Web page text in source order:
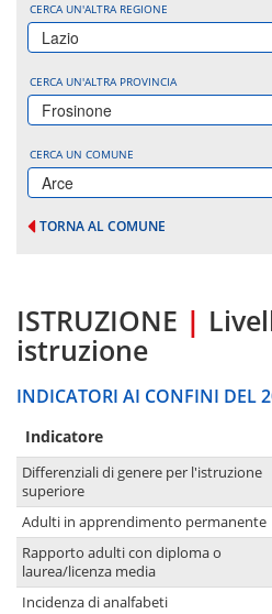
CERCA UN'ALTRA REGIONE
Lazio
CERCA UN'ALTRA PROVINCIA
Frosinone
CERCA UN COMUNE
Arce
TORNA AL COMUNE
ISTRUZIONE |
istruzione
INDICATORI AI CONFINI DEL
Indicatore
Differenziali di genere per l'istruzione
superiore
Adulti in apprendimento permanente
Rapporto adulti con diploma o
laurea/licenza media
Incidenza di analfabeti